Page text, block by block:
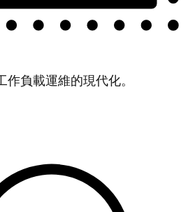
負載運維的現代化。